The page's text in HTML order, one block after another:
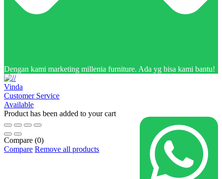
Dengan kami marketing millenia furniture. Ada yg bisa kami bantu!
Vinda
Customer Service
Available
Product has been added to your cart
Compare (0)
Compare Remove all products